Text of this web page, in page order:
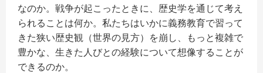
なのか。戦争が起こったときに、歴史学を通じて考え
られることは何か。私たちはいかに義務教育で習って
きた狭い歴史観（世界の見方）を崩し、もっと複雑で
豊かな、生きた人びとの経験について想像することが
できるのか。